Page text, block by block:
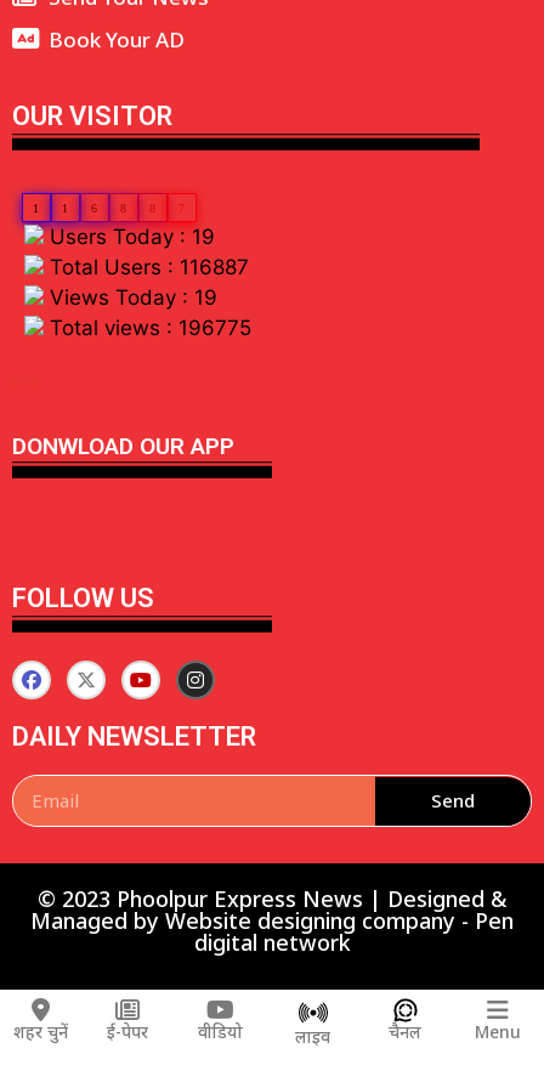
Book Your AD
OUR VISITOR
1 1 6 8 8 7
Users Today : 19
Total Users : 116887
Views Today : 19
Total views : 196775
DONWLOAD OUR APP
FOLLOW US
DAILY NEWSLETTER
Send
© 2023 Phoolpur Express News | Designed &
Managed by Website designing company - Pen
digital network
शहर चुनें ई-पेपर वीडियो लाइव चैनल Menu